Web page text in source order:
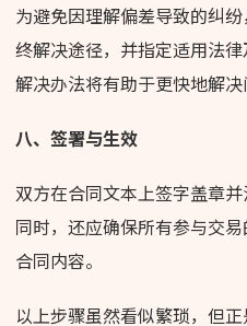
为避免因理解偏差导致的纠
终解决途径，并指定适用法
解决办法将有助于更快地解决
八、签署与生效
双方在合同文本上签字盖章
同时，还应确保所有参与交
合同内容。
以上步骤虽然看似繁琐，但